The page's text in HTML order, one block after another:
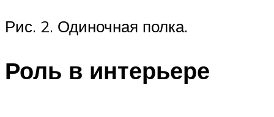
Рис. 2. Одиночная полка.
Роль в интерьере